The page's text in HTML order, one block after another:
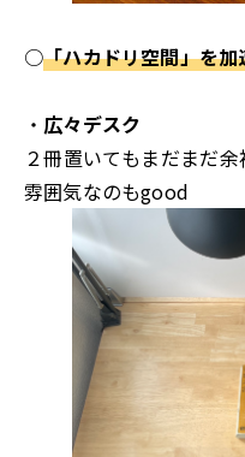
○「ハカドリ空間」を
・ 広々デスク
２冊置いてもまだまだ
雰囲気なのもgood